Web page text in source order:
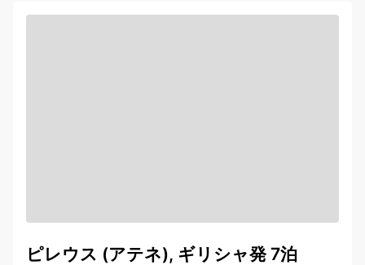
ピレウス (アテネ), ギリシャ発 7泊